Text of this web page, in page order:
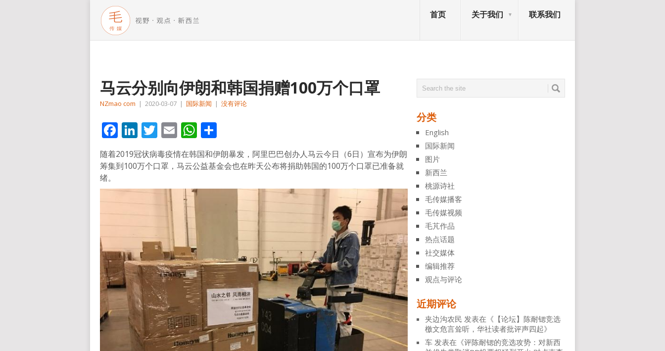
首页 关于我们 联系我们
马云分别向伊朗和韩国捐赠100万个口罩
NZmao com | 2020-03-07 | 国际新闻 | 没有评论
Facebook
LinkedIn
Twitter
EmailWhatsApp
享
随着2019冠状病毒疫情在韩国和伊朗暴发，阿里巴巴创办人马云今日（6日）宣布为伊朗
筹集到100万个口罩，马云公益基金会也在昨天公布将捐助韩国的100万个口罩已准备就
绪。
分类
English
国际新闻
图片
新西兰
桃源诗社
毛传媒播客
毛传媒视频
毛芃作品
热点话题
社交媒体
编辑推荐
观点与评论
近期评论
夹边沟农民 发表在《 【论坛】陈耐锶竞选
檄文危言耸听，华社读者批评声四起》
车 发表在《评陈耐锶的竞选攻势：对新西